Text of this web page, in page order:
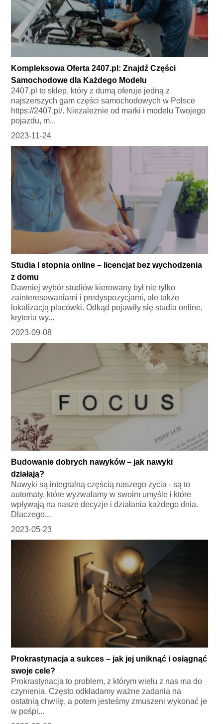
Kompleksowa Oferta 2407.pl: Znajdź Części
Samochodowe dla Każdego Modelu
2407.pl to sklep, który z dumą oferuje jedną z
najszerszych gam części samochodowych w Polsce
https://2407.pl/. Niezależnie od marki i modelu Twojego
pojazdu, m...
2023-11-24
Studia I stopnia online – licencjat bez wychodzenia
z domu
Dawniej wybór studiów kierowany był nie tylko
zainteresowaniami i predyspozycjami, ale także
lokalizacją placówki. Odkąd pojawiły się studia online,
kryteria wy...
2023-09-08
Budowanie dobrych nawyków – jak nawyki
działają?
Nawyki są integralną częścią naszego życia - są to
automaty, które wyzwalamy w swoim umyśle i które
wpływają na nasze decyzje i działania każdego dnia.
Dlaczego...
2023-05-23
Prokrastynacja a sukces – jak jej uniknąć i osiągnąć
swoje cele?
Prokrastynacja to problem, z którym wielu z nas ma do
czynienia. Często odkładamy ważne zadania na
ostatnią chwilę, a potem jesteśmy zmuszeni wykonać je
w pośpi...